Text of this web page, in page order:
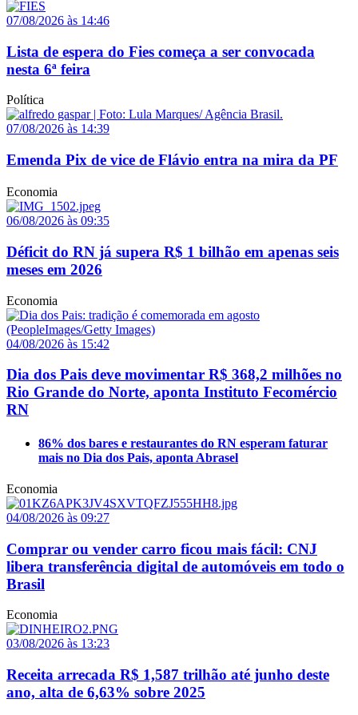
07/08/2026 às 14:46
Lista de espera do Fies começa a ser convocada
nesta 6ª feira
Política
07/08/2026 às 14:39
Emenda Pix de vice de Flávio entra na mira da PF
Economia
06/08/2026 às 09:35
Déficit do RN já supera R$ 1 bilhão em apenas seis
meses em 2026
Economia
04/08/2026 às 15:42
Dia dos Pais deve movimentar R$ 368,2 milhões no
Rio Grande do Norte, aponta Instituto Fecomércio
RN
86% dos bares e restaurantes do RN esperam faturar
mais no Dia dos Pais, aponta Abrasel
Economia
04/08/2026 às 09:27
Comprar ou vender carro ficou mais fácil: CNJ
libera transferência digital de automóveis em todo o
Brasil
Economia
03/08/2026 às 13:23
Receita arrecada R$ 1,587 trilhão até junho deste
ano, alta de 6,63% sobre 2025